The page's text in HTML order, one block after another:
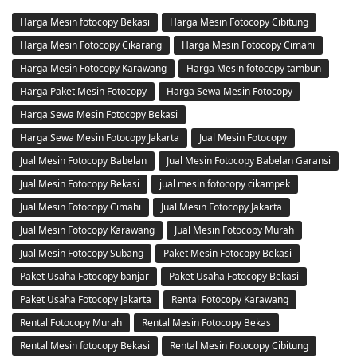
Harga Mesin fotocopy Bekasi
Harga Mesin Fotocopy Cibitung
Harga Mesin Fotocopy Cikarang
Harga Mesin Fotocopy Cimahi
Harga Mesin Fotocopy Karawang
Harga Mesin fotocopy tambun
Harga Paket Mesin Fotocopy
Harga Sewa Mesin Fotocopy
Harga Sewa Mesin Fotocopy Bekasi
Harga Sewa Mesin Fotocopy Jakarta
Jual Mesin Fotocopy
Jual Mesin Fotocopy Babelan
Jual Mesin Fotocopy Babelan Garansi
Jual Mesin Fotocopy Bekasi
jual mesin fotocopy cikampek
Jual Mesin Fotocopy Cimahi
Jual Mesin Fotocopy Jakarta
Jual Mesin Fotocopy Karawang
Jual Mesin Fotocopy Murah
Jual Mesin Fotocopy Subang
Paket Mesin Fotocopy Bekasi
Paket Usaha Fotocopy banjar
Paket Usaha Fotocopy Bekasi
Paket Usaha Fotocopy Jakarta
Rental Fotocopy Karawang
Rental Fotocopy Murah
Rental Mesin Fotocopy Bekas
Rental Mesin fotocopy Bekasi
Rental Mesin Fotocopy Cibitung